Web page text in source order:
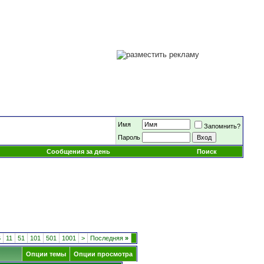
Имя
Запомнить?
Пароль
Сообщения за день
Поиск
11 51 101 501 1001 > Последняя »
Опции темы Опции просмотра